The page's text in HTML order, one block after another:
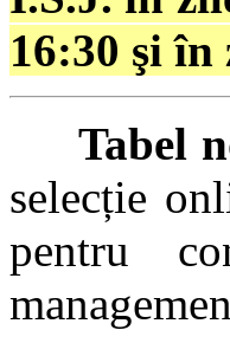
16:30 şi în
Tabel
selecție
pentru